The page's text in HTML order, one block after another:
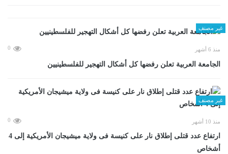
غير مصنف
منذ 6 أشهر 0
الجامعة العربية تعلن رفضها كل أشكال التهجير للفلسطينيين
غير مصنف
منذ 10 أشهر 0
ارتفاع عدد قتلى إطلاق نار على كنيسة فى ولاية ميشيجان الأمريكية إلى 4
أشخاص